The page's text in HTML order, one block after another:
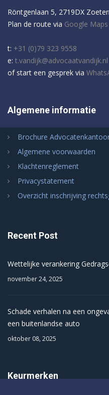
Röntgenlaan 5, 2719DX
Plan de route via Google Maps
t: +31 (0)79 323 9558
e: t.vandijk@advocaatvandijk.nl
of start een gesprek via
Algemene informatie
Brochure
Algemene voorwaarden
Klachtenreglement
Privacystatement
Overzicht inschrijving
Recent Post
Wettelijke verankering
november 24, 2025
Schade verhalen na een
een buitenlandse auto
oktober 08, 2025
Keurmerken